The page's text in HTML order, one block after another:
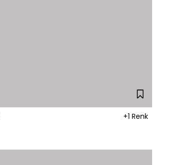
+1 Renk